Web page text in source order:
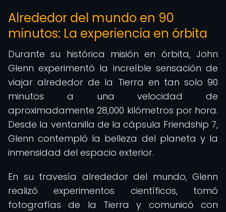
Alrededor del mundo en 90
minutos: La experiencia en órbita
Durante su histórica misión en órbita, John
Glenn experimentó la increíble sensación de
viajar alrededor de la Tierra en tan solo 90
minutos a una velocidad de
aproximadamente 28,000 kilómetros por hora.
Desde la ventanilla de la cápsula Friendship 7,
Glenn contempló la belleza del planeta y la
inmensidad del espacio exterior.
En su travesía alrededor del mundo, Glenn
realizó experimentos científicos, tomó
fotografías de la Tierra y comunicó con